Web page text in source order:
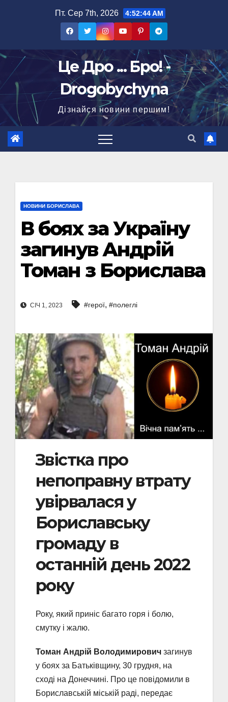
Пт. Сер 7th, 2026 4:52:45 AM
Це Дро ... Бро! -
Drogobychyna
Дізнайся новини першим!
НОВИНИ БОРИСЛАВА
В боях за Україну
загинув Андрій
Томан з Борислава
СІЧ 1, 2023 #герої, #полеглі
Звістка про
непоправну втрату
увірвалася у
Бориславську
громаду в
останній день 2022
року
Року, який приніс багато горя і болю,
смутку і жалю.
Томан Андрій Володимирович загинув
у боях за Батьківщину, 30 грудня, на
сході на Донеччині. Про це повідомили в
Бориславській міській раді, передає